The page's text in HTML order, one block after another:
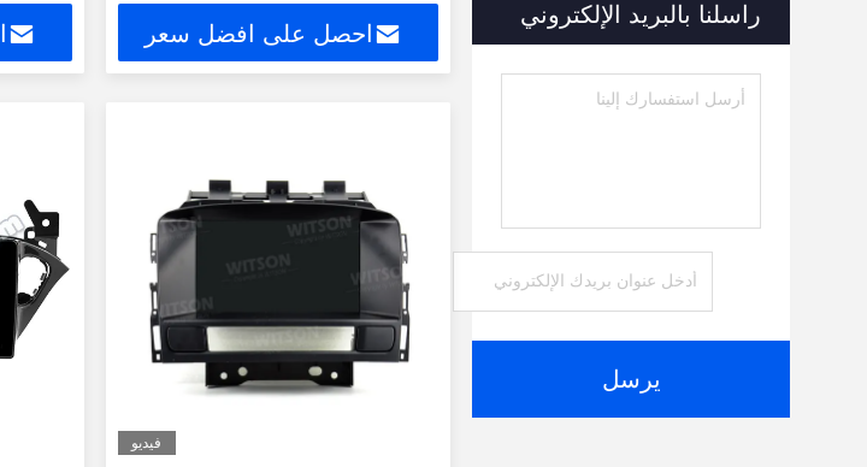
راسلنا بالبريد الإلكتروني
يرسل
احصل على افضل سعر
فيديو